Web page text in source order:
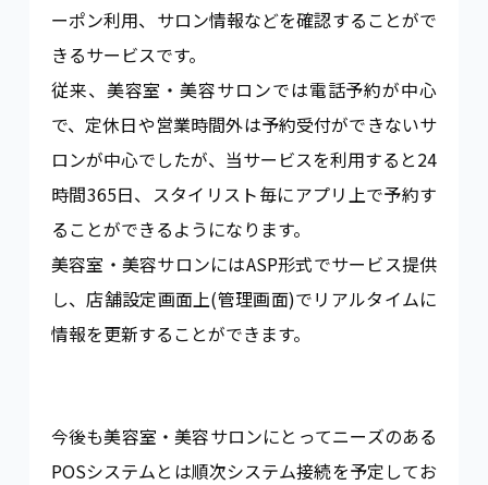
ーポン利用、サロン情報などを確認することがで
きるサービスです。
従来、美容室・美容サロンでは電話予約が中心
で、定休日や営業時間外は予約受付ができないサ
ロンが中心でしたが、当サービスを利用すると24
時間365日、スタイリスト毎にアプリ上で予約す
ることができるようになります。
美容室・美容サロンにはASP形式でサービス提供
し、店舗設定画面上(管理画面)でリアルタイムに
情報を更新することができます。
今後も美容室・美容サロンにとってニーズのある
POSシステムとは順次システム接続を予定してお